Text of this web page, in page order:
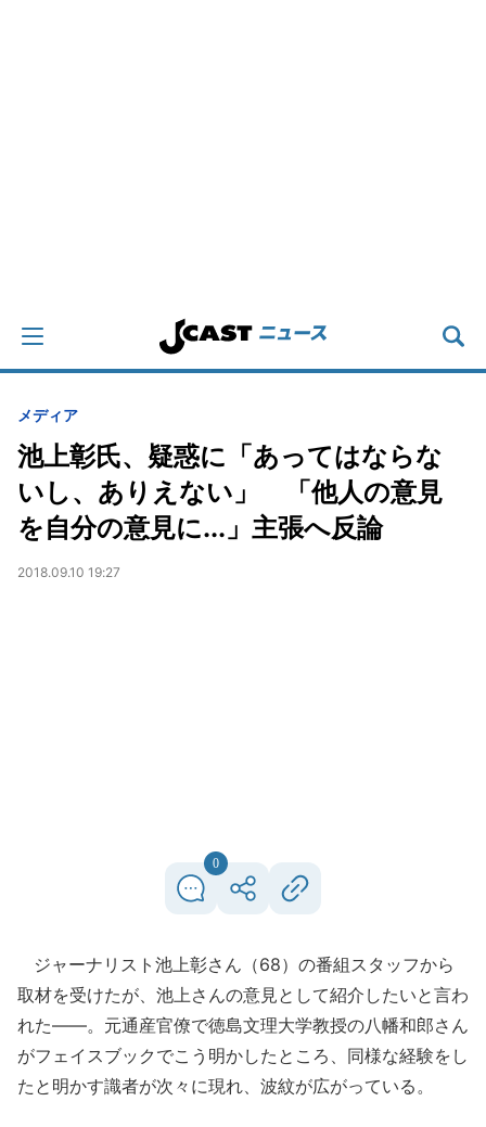
メディア
池上彰氏、疑惑に「あってはならな
いし、ありえない」 「他人の意見
を自分の意見に...」主張へ反論
2018.09.10 19:27
0
ジャーナリスト池上彰さん（68）の番組スタッフから
取材を受けたが、池上さんの意見として紹介したいと言わ
れた――。元通産官僚で徳島文理大学教授の八幡和郎さん
がフェイスブックでこう明かしたところ、同様な経験をし
たと明かす識者が次々に現れ、波紋が広がっている。